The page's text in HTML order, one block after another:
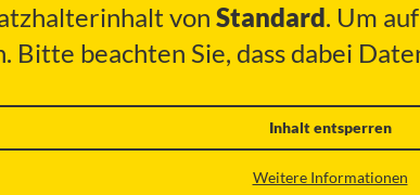
von Standard. Um
Bitte beachten Sie, dass dabei
Inhalt entsperren
Weitere Informationen